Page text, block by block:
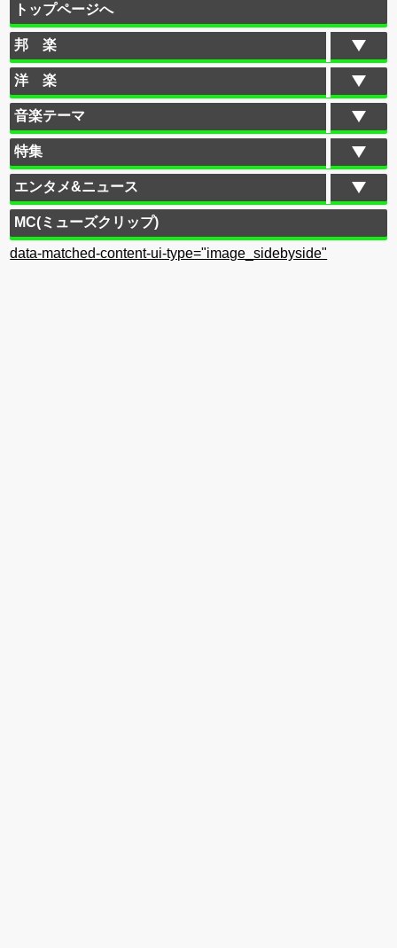
トップページへ
邦 楽
洋 楽
音楽テーマ
特集
エンタメ&ニュース
MC(ミューズクリップ)
data-matched-content-ui-type="image_sidebyside"